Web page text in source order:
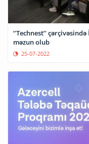
‘’Technest’’
məzun olub
25-07-2022